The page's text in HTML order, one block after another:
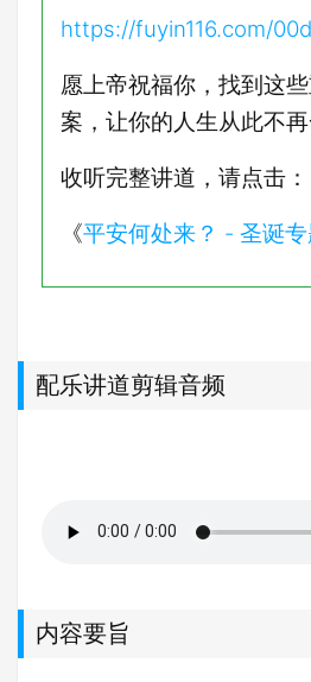
https://fuyin116.com/
愿上帝祝福你，找到这
案，让你的人生从此不再
收听完整讲道，请点击：
《平安何处来？ - 圣诞
配乐讲道剪辑音频
内容要旨